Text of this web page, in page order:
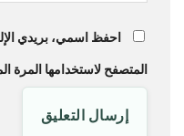
احفظ اسمي، بريدي
المتصفح لاستخدامها المرة